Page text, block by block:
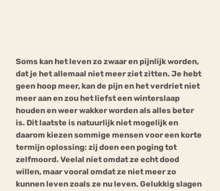
Soms kan het leven zo zwaar en pijnlijk worden,
dat je het allemaal niet meer ziet zitten. Je hebt
geen hoop meer, kan de pijn en het verdriet niet
meer aan en zou het liefst een winterslaap
houden en weer wakker worden als alles beter
is. Dit laatste is natuurlijk niet mogelijk en
daarom kiezen sommige mensen voor een korte
termijn oplossing: zij doen een poging tot
zelfmoord. Veelal niet omdat ze echt dood
willen, maar vooral omdat ze niet meer zo
kunnen leven zoals ze nu leven. Gelukkig slagen
Forum
osa
Eetbuien Piekeren Sport
Trauma
Orthorexia
Afvallen Angst